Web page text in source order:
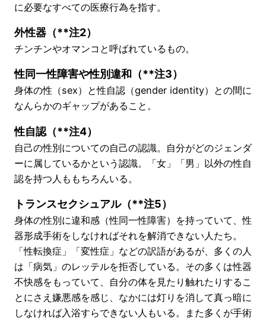
に必要なすべての医療行為を指す。
外性器（**注2）
チンチンやオマンコと呼ばれているもの。
性同一性障害や性別違和（**注3）
身体の性（sex）と性自認（gender identity）との間に
なんらかのギャップがあること。
性自認（**注4）
自己の性別についての自己の認識。自分がどのジェンダ
ーに属しているかという認識。「女」「男」以外の性自
認を持つ人ももちろんいる。
トランスセクシュアル（**注5）
身体の性別に違和感（性同一性障害）を持っていて、性
器形成手術をしなければそれを解消できない人たち。
「性転換症」「変性症」などの訳語があるが、多くの人
は「病気」のレッテルを拒否している。その多くは性器
不快感をもっていて、自分の体を見たり触れたりするこ
とにさえ嫌悪感を感じ、なかには灯りを消して真っ暗に
しなければ入浴すらできない人もいる。また多くが手術